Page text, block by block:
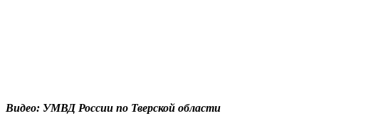
Видео: УМВД России по Тверской области